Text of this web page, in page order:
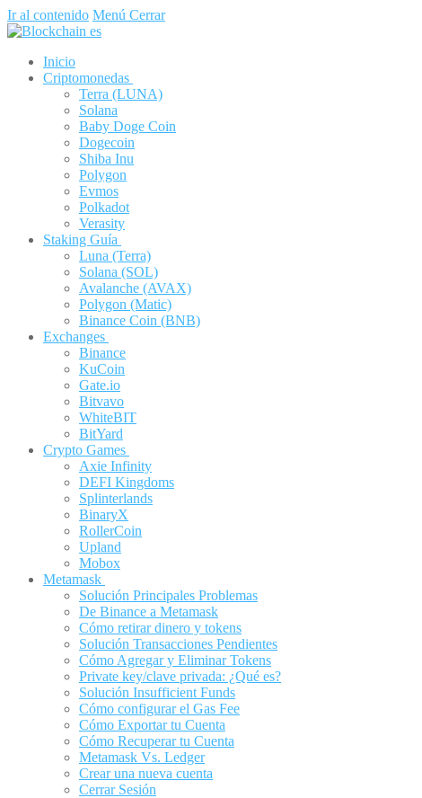
Ir al contenido Menú Cerrar
Inicio
Criptomonedas
Terra (LUNA)
Solana
Baby Doge Coin
Dogecoin
Shiba Inu
Polygon
Evmos
Polkadot
Verasity
Staking Guía
Luna (Terra)
Solana (SOL)
Avalanche (AVAX)
Polygon (Matic)
Binance Coin (BNB)
Exchanges
Binance
KuCoin
Gate.io
Bitvavo
WhiteBIT
BitYard
Crypto Games
Axie Infinity
DEFI Kingdoms
Splinterlands
BinaryX
RollerCoin
Upland
Mobox
Metamask
Solución Principales Problemas
De Binance a Metamask
Cómo retirar dinero y tokens
Solución Transacciones Pendientes
Cómo Agregar y Eliminar Tokens
Private key/clave privada: ¿Qué es?
Solución Insufficient Funds
Cómo configurar el Gas Fee
Cómo Exportar tu Cuenta
Cómo Recuperar tu Cuenta
Metamask Vs. Ledger
Crear una nueva cuenta
Cerrar Sesión